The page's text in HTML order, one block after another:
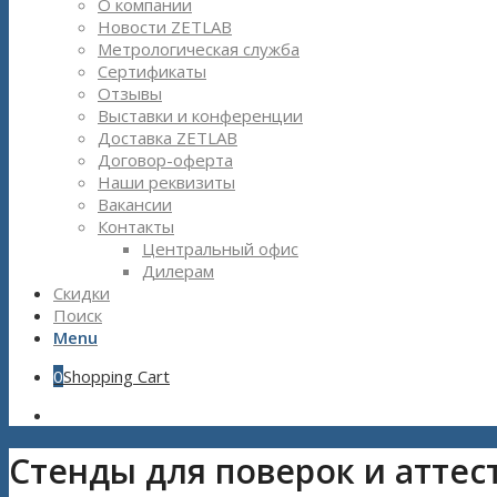
О компании
Новости ZETLAB
Метрологическая служба
Сертификаты
Отзывы
Выставки и конференции
Доставка ZETLAB
Договор-оферта
Наши реквизиты
Вакансии
Контакты
Центральный офис
Дилерам
Скидки
Поиск
Menu
0Shopping Cart
Стенды для поверок и